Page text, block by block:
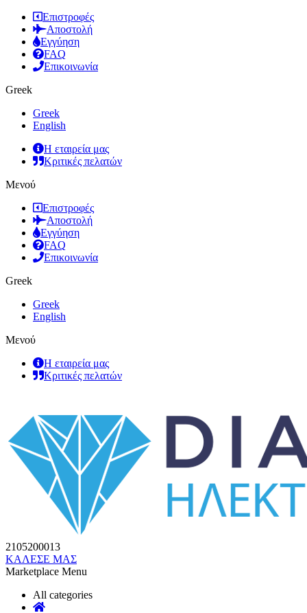
Επιστροφές
Αποστολή
Εγγύηση
FAQ
Επικοινωνία
Greek
Greek
English
Η εταιρεία μας
Κριτικές πελατών
Μενού
Επιστροφές
Αποστολή
Εγγύηση
FAQ
Επικοινωνία
Greek
Greek
English
Μενού
Η εταιρεία μας
Κριτικές πελατών
2105200013
ΚΑΛΕΣΕ ΜΑΣ
Marketplace Menu
All categories